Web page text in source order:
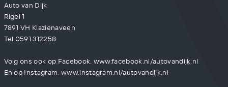
Auto van Dijk
Rigel 1
7891 VH Klazienaveen
Tel 0591 312258
Volg ons ook op Facebook. www.facebook.nl/autovandijk.nl
En op Instagram. www.instagram.nl/autovandijk.nl